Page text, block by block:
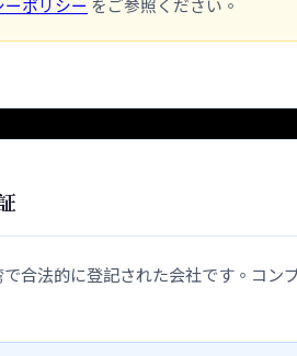
合法的に登記された会社です。コン